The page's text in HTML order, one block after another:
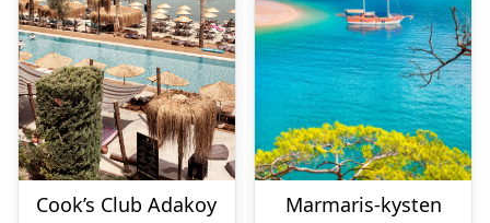
Cook’s Club Adakoy
Marmaris-kysten